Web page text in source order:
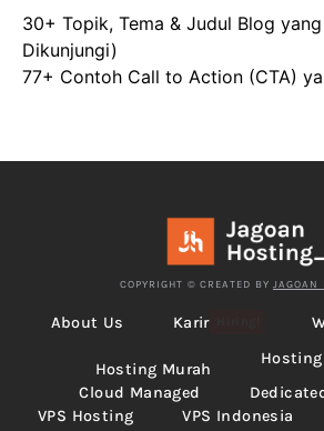
30+ Topik, Tema & Judul Blog
Dikunjungi)
77+ Contoh Call to Action (CTA)
COPYRIGHT © CREATED BY JAGOAN
About Us Karir
Hosting Murah
Hosting
Cloud Managed
VPS Hosting
VPS Indonesia